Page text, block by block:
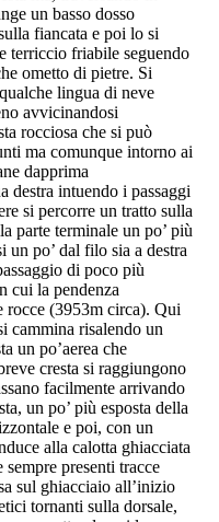
un basso dosso
fiancata e poi lo si
terriccio friabile seguendo
ometto di pietre. Si
lingua di neve
avvicinandosi
rocciosa che si può
ma comunque intorno ai
dapprima
destra intuendo i passaggi
si percorre un tratto sulla
parte terminale un po’ più
un po’ dal filo sia a destra
di poco più
cui la pendenza
rocce (3953m circa). Qui
cammina risalendo un
un po’aerea che
cresta si raggiungono
facilmente arrivando
un po’ più esposta della
e poi, con un
alla calotta ghiacciata
presenti tracce
sul ghiacciaio all’inizio
tornanti sulla dorsale,